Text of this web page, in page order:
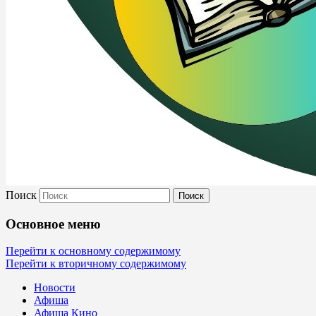
Культура Невель
МБУК Невельского района "Культура и
Поиск
Основное меню
Перейти к основному содержимому
Перейти к вторичному содержимому
Новости
Афиша
Афиша Кино